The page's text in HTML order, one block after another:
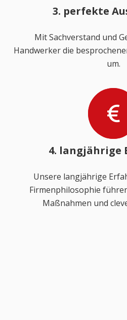
3. perfekte
Mit Sachverstand und
Handwerker die
um.
4. langjährige
Unsere langjährige
Firmenphilosophie
Maßnahmen und